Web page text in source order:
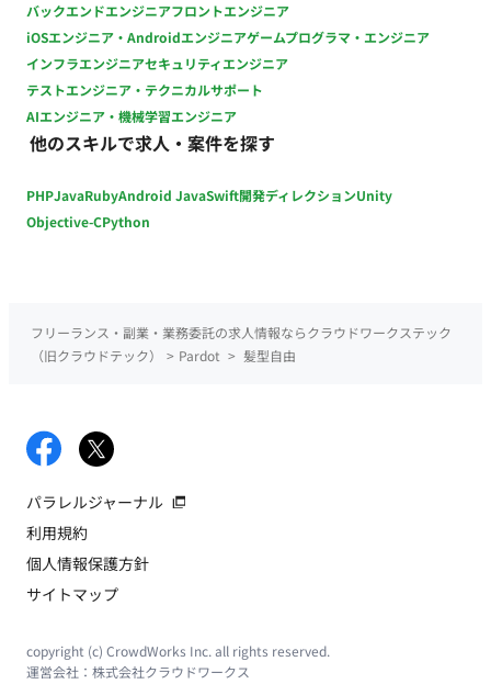
バックエンドエンジニアフロントエンジニア
iOSエンジニア・Androidエンジニアゲームプログラマ・エンジニア
インフラエンジニアセキュリティエンジニア
テストエンジニア・テクニカルサポート
AIエンジニア・機械学習エンジニア
他のスキルで求人・案件を探す
PHPJavaRubyAndroid JavaSwift開発ディレクションUnity
Objective-CPython
フリーランス・副業・業務委託の求人情報ならクラウドワークステック
（旧クラウドテック）
> Pardot > 髪型自由
パラレルジャーナル
利用規約
個人情報保護方針
サイトマップ
copyright (c) CrowdWorks Inc. all rights reserved.
運営会社： 株式会社クラウドワークス